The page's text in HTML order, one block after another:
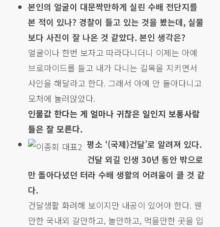
본인의 얼굴이 대문짝만하게 실린 수배 전단지를
본 적이 있나? 경찰이 들고 있는 것을 봤는데, 실물
보다 사진이 잘 나온 것 같았다. 본인 생각은?
얼굴이나 한번 보자고 따라다니더니 이제는 아예
브로마이드를 들고 내가 다니는 길목을 지키면서
사인을 해달라고 한다. 그래서 아예 안 돌아다니고
모처에 눌러앉았다.
인물값 한다는 게 얼마나 귀찮은 일인지 보통사람
들은 잘 모른다.
평소 ‘(국제)건달’로 알려져 있다.
건달 외길 인생 30년 동안 밖으로
만 돌아다녔던 터라 수배 생활의 어려움이 클 것 같
다.
건달생활 화려해 보이지만 내공이 있어야 한다. 웬
만한 국내외 갈만하고, 놀만하고, 먹을만한 곳을 입